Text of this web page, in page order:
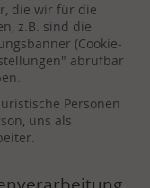
die wir für die
z.B. sind die
(Cookie-
abrufbar
Personen
uns als